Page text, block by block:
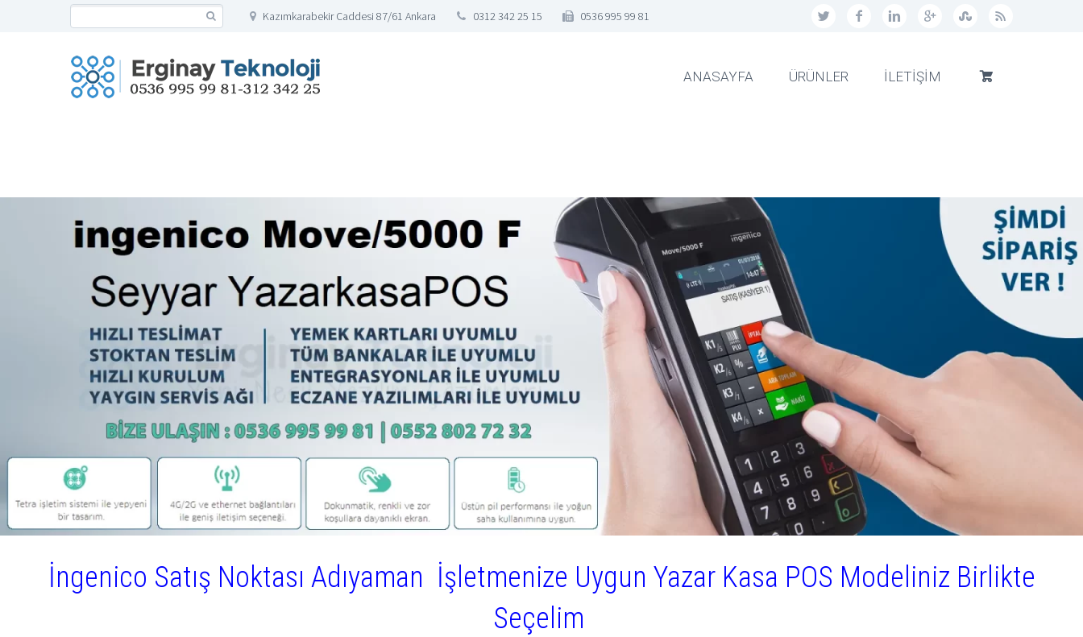
Kazımkarabekir Caddesi 87/61 Ankara 0312 342 25 15 0536 995 99 81
ANASAYFA ÜRÜNLER İLETİŞİM
İngenico Satış Noktası Adıyaman İşletmenize Uygun Yazar Kasa POS Modeliniz Birlikte
Seçelim